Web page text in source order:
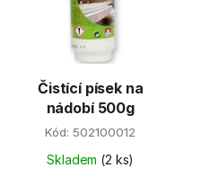
Čistící písek na
nádobí 500g
Kód: 502100012
Skladem (2 ks)